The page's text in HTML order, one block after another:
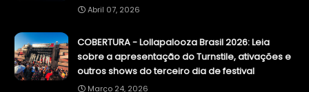
Abril 07, 2026
COBERTURA - Lollapalooza Brasil 2026: Leia
sobre a apresentação do Turnstile, ativações e
outros shows do terceiro dia de festival
Março 24, 2026